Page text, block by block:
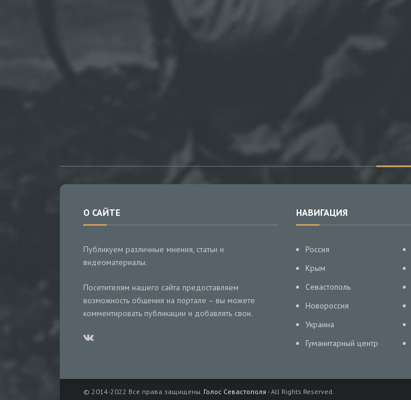
О САЙТЕ
Публикуем различные мнения, статьи и
видеоматериалы.
Посетителям нашего сайта предоставляем
возможность общения на портале – вы можете
комментировать публикации и добавлять свои.
НАВИГАЦИЯ
Россия
Крым
Севастополь
Новороссия
Украина
Гуманитарный центр
© 2014-2022 Все права защищены. Голос Севастополя - All Rights Reserved.